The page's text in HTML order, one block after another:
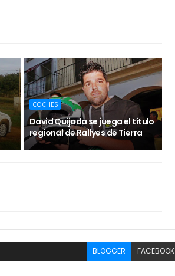
COCHES
David Quijada se juega el título
regional de Rallyes de Tierra
BLOGGER FACEBOOK